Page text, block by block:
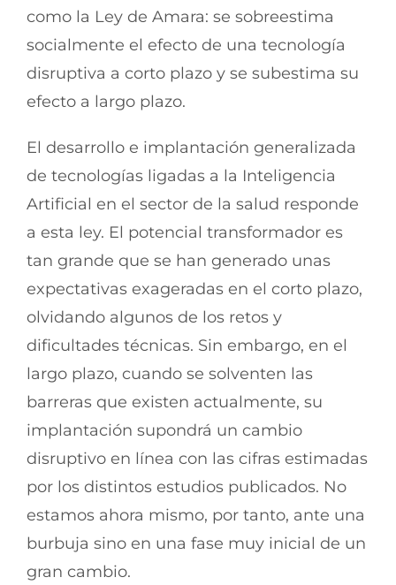
como la Ley de Amara: se sobreestima
socialmente el efecto de una tecnología
disruptiva a corto plazo y se subestima su
efecto a largo plazo.
El desarrollo e implantación generalizada
de tecnologías ligadas a la Inteligencia
Artificial en el sector de la salud responde
a esta ley. El potencial transformador es
tan grande que se han generado unas
expectativas exageradas en el corto plazo,
olvidando algunos de los retos y
dificultades técnicas. Sin embargo, en el
largo plazo, cuando se solventen las
barreras que existen actualmente, su
implantación supondrá un cambio
disruptivo en línea con las cifras estimadas
por los distintos estudios publicados. No
estamos ahora mismo, por tanto, ante una
burbuja sino en una fase muy inicial de un
gran cambio.